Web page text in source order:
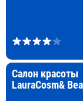
Салон красоты
LauraCosm&